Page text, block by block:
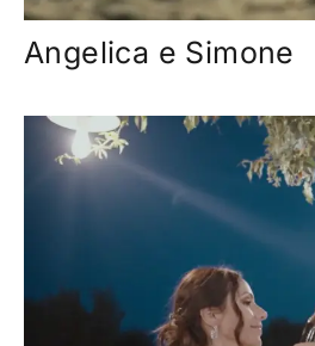
Angelica e Simone